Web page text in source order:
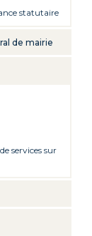
statutaire
de mairie
services sur